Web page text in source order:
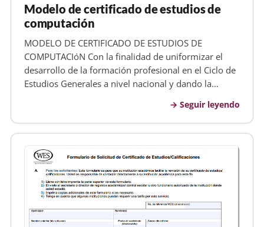
Modelo de certificado de estudios de
computación
MODELO DE CERTIFICADO DE ESTUDIOS DE
COMPUTACIóN Con la finalidad de uniformizar el
desarrollo de la formación profesional en el Ciclo de
Estudios Generales a nivel nacional y dando la
la aplicación y difusión del material didáctico escrito
referido a la computación bá…
Seguir leyendo